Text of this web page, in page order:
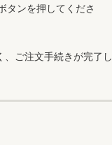
タンを押してくださ
ご注文手続きが完了し